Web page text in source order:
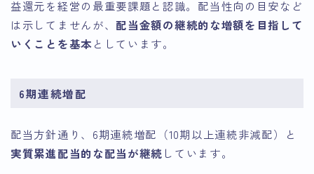
益還元を経営の最重要課題と認識。配当性向の目安など
は示してませんが、配当金額の継続的な増額を目指して
いくことを基本としています。
6期連続増配
配当方針通り、6期連続増配（10期以上連続非減配）と
実質累進配当的な配当が継続 しています。